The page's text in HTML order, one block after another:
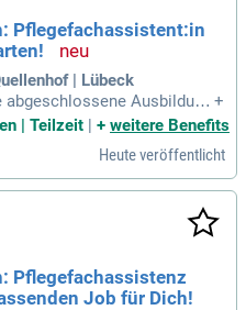
Pflegefachassistent:in
| Lübeck
abgeschlossene Ausbildung
eine vergleichbare Aus
Handel
für den Arbeitsbereich de
+
| Teilzeit | + weitere Benefits
Heute veröffentlicht
Pflegefachassistenz
Job für Dich!